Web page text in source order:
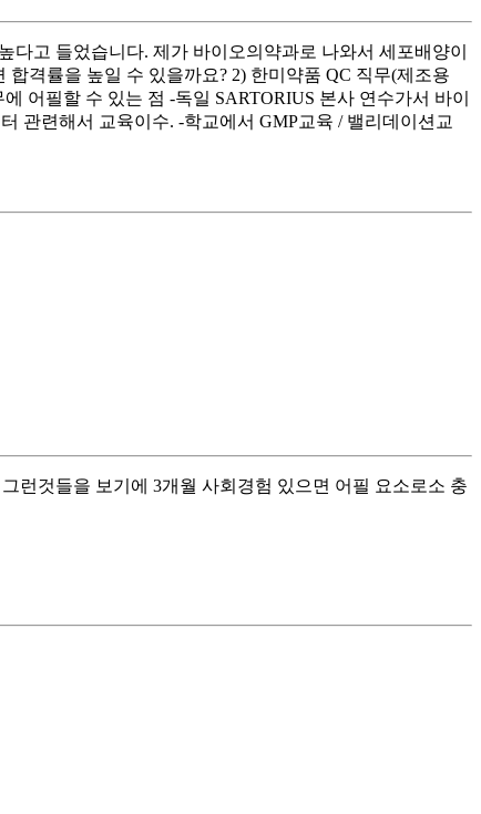
다고 들었습니다. 제가 바이오의약과로 나와서 세포배양이
격률을 높일 수 있을까요? 2) 한미약품 QC 직무(제조용
어필할 수 있는 점 -독일 SARTORIUS 본사 연수가서 바이
관련해서 교육이수. -학교에서 GMP교육 / 밸리데이션교
런것들을 보기에 3개월 사회경험 있으면 어필 요소로소 충